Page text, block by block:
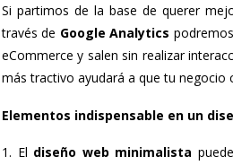
Si partimos de la base de querer
través de Google Analytics
eCommerce y salen sin realizar
más tractivo ayudará a que tu negocio
Elementos indispensable en un
El diseño web minimalista